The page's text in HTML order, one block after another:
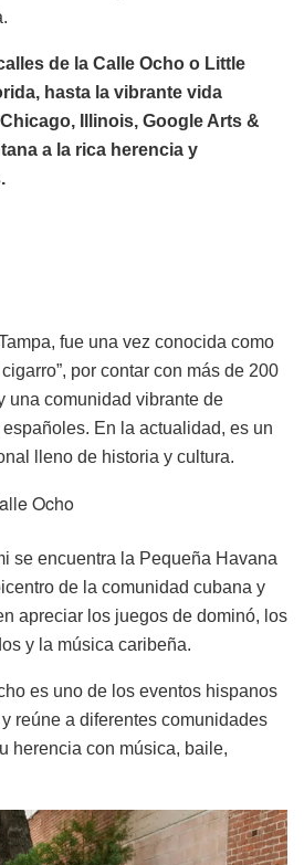
de la Calle Ocho o Little
hasta la vibrante vida
Illinois, Google Arts &
a la rica herencia y
fue una vez conocida como
por contar con más de 200
una comunidad vibrante de
En la actualidad, es un
lleno de historia y cultura.
Ocho
se encuentra la Pequeña Havana
de la comunidad cubana y
apreciar los juegos de dominó, los
y la música caribeña.
es uno de los eventos hispanos
reúne a diferentes comunidades
herencia con música, baile,